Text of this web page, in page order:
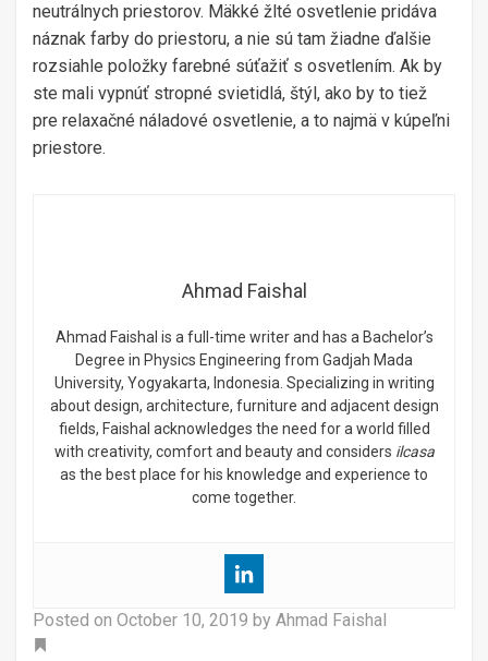
neutrálnych priestorov. Mäkké žlté osvetlenie pridáva
náznak farby do priestoru, a nie sú tam žiadne ďalšie
rozsiahle položky farebné súťažiť s osvetlením. Ak by
ste mali vypnúť stropné svietidlá, štýl, ako by to tiež
pre relaxačné náladové osvetlenie, a to najmä v kúpeľni
priestore.
Ahmad Faishal
Ahmad Faishal is a full-time writer and has a Bachelor’s
Degree in Physics Engineering from Gadjah Mada
University, Yogyakarta, Indonesia. Specializing in writing
about design, architecture, furniture and adjacent design
fields, Faishal acknowledges the need for a world filled
with creativity, comfort and beauty and considers ilcasa
as the best place for his knowledge and experience to
come together.
Posted on October 10, 2019 by Ahmad Faishal